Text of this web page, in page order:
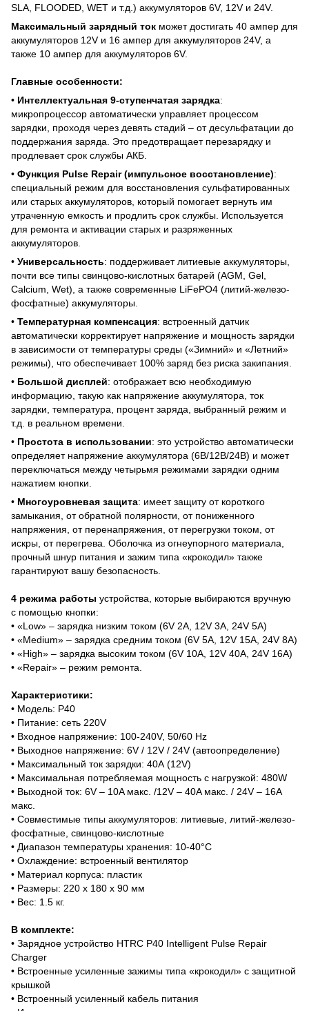
SLA, FLOODED, WET и т.д.) аккумуляторов 6V, 12V и 24V.
Максимальный зарядный ток может достигать 40 ампер для
аккумуляторов 12V и 16 ампер для аккумуляторов 24V, а
также 10 ампер для аккумуляторов 6V.
Главные особенности:
• Интеллектуальная 9-ступенчатая зарядка:
микропроцессор автоматически управляет процессом
зарядки, проходя через девять стадий – от десульфатации до
поддержания заряда. Это предотвращает перезарядку и
продлевает срок службы АКБ.
• Функция Pulse Repair (импульсное восстановление):
специальный режим для восстановления сульфатированных
или старых аккумуляторов, который помогает вернуть им
утраченную емкость и продлить срок службы. Используется
для ремонта и активации старых и разряженных
аккумуляторов.
• Универсальность: поддерживает литиевые аккумуляторы,
почти все типы свинцово-кислотных батарей (AGM, Gel,
Calcium, Wet), а также современные LiFePO4 (литий-железо-
фосфатные) аккумуляторы.
• Температурная компенсация: встроенный датчик
автоматически корректирует напряжение и мощность зарядки
в зависимости от температуры среды («Зимний» и «Летний»
режимы), что обеспечивает 100% заряд без риска закипания.
• Большой дисплей: отображает всю необходимую
информацию, такую как напряжение аккумулятора, ток
зарядки, температура, процент заряда, выбранный режим и
т.д. в реальном времени.
• Простота в использовании: это устройство автоматически
определяет напряжение аккумулятора (6В/12В/24В) и может
переключаться между четырьмя режимами зарядки одним
нажатием кнопки.
• Многоуровневая защита: имеет защиту от короткого
замыкания, от обратной полярности, от пониженного
напряжения, от перенапряжения, от перегрузки током, от
искры, от перегрева. Оболочка из огнеупорного материала,
прочный шнур питания и зажим типа «крокодил» также
гарантируют вашу безопасность.
4 режима работы устройства, которые выбираются вручную
с помощью кнопки:
• «Low» – зарядка низким током (6V 2A, 12V 3А, 24V 5А)
• «Medium» – зарядка средним током (6V 5A, 12V 15А, 24V 8А)
• «High» – зарядка высоким током (6V 10A, 12V 40А, 24V 16А)
• «Repair» – режим ремонта.
Характеристики:
• Модель: P40
• Питание: сеть 220V
• Входное напряжение: 100-240V, 50/60 Hz
• Выходное напряжение: 6V / 12V / 24V (автоопределение)
• Максимальный ток зарядки: 40А (12V)
• Максимальная потребляемая мощность с нагрузкой: 480W
• Выходной ток: 6V – 10A макс. /12V – 40A макс. / 24V – 16A
макс.
• Совместимые типы аккумуляторов: литиевые, литий-железо-
фосфатные, свинцово-кислотные
• Диапазон температуры хранения: 10-40°C
• Охлаждение: встроенный вентилятор
• Материал корпуса: пластик
• Размеры: 220 х 180 х 90 мм
• Вес: 1.5 кг.
В комплекте:
• Зарядное устройство HTRC P40 Intelligent Pulse Repair
Charger
• Встроенные усиленные зажимы типа «крокодил» с защитной
крышкой
• Встроенный усиленный кабель питания